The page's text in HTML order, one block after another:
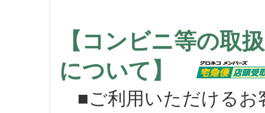
【コンビニ等の取
について】
■ご利用いただけるお